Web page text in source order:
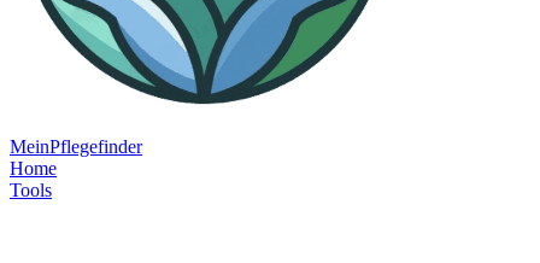
MeinPflegefinder
Home
Tools